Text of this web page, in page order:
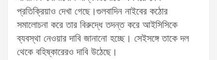
প্রতিক্রিয়াও দেখা গেছে।গুলবাদিন নাইবের কঠোর
সমালোচনা করে তার বিরুদ্ধে তদন্ত করে আইসিসিকে
ব্যবস্থা নেওয়ার দাবি জানানো হচ্ছে। সেইসঙ্গে তাকে দল
থেকে বহিষ্কারেরও দাবি উঠেছে।